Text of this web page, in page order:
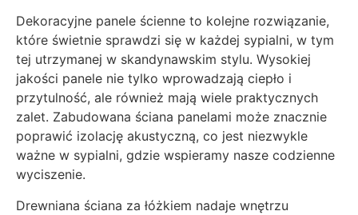
Dekoracyjne panele ścienne to kolejne rozwiązanie,
które świetnie sprawdzi się w każdej sypialni, w tym
tej utrzymanej w skandynawskim stylu. Wysokiej
jakości panele nie tylko wprowadzają ciepło i
przytulność, ale również mają wiele praktycznych
zalet. Zabudowana ściana panelami może znacznie
poprawić izolację akustyczną, co jest niezwykle
ważne w sypialni, gdzie wspieramy nasze codzienne
wyciszenie.
Drewniana ściana za łóżkiem nadaje wnętrzu